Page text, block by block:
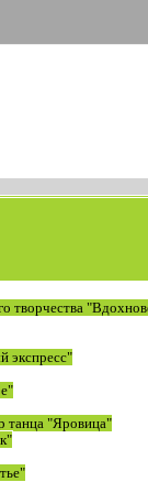
творчества
экспресс"
танца "Яровица"